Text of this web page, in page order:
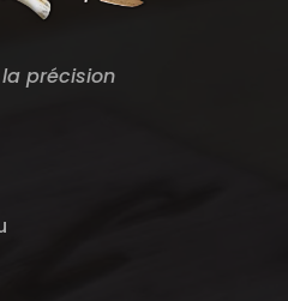
la précision